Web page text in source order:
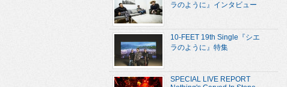
ラのように』インタビュー
10-FEET 19th Single『シエ
ラのように』特集
SPECIAL LIVE REPORT